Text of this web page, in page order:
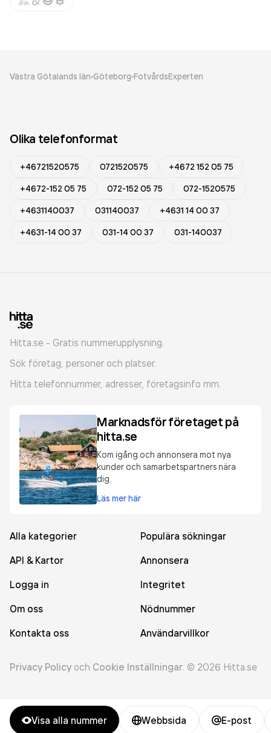
Visa alla nummer Webbsida E-post
Västra Götalands län Göteborg FotvårdsExperten
Olika telefonformat
+46721520575 0721520575
+4672 152 05 75
+4672-152 05 75
072-152 05 75
072-1520575
+4631140037
031140037
+4631 14 00 37
+4631-14 00 37
031-14 00 37 031-140037
Hitta.se - Gratis nummerupplysning.
Sök företag, personer och platser.
Hitta telefonnummer, adresser, företagsinfo mm.
Marknadsför företaget på
hitta.se
Kom igång och annonsera mot nya
kunder och samarbetspartners nära
dig.
Läs mer här
Alla kategorier
Populära sökningar
API & Kartor
Annonsera
Logga in
Integritet
Om oss
Nödnummer
Kontakta oss
Användarvillkor
Privacy Policy och Cookie Inställningar. © 2026 Hitta.se